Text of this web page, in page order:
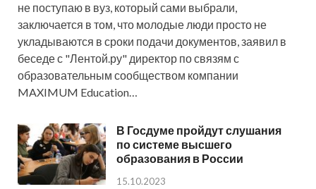
не поступаю в вуз, который сами выбрали,
заключается в том, что молодые люди просто не
укладываются в сроки подачи документов, заявил в
беседе с "Лентой.ру" директор по связям с
образовательным сообществом компании
MAXIMUM Education…
В Госдуме пройдут слушания
по системе высшего
образования в России
15.10.2023